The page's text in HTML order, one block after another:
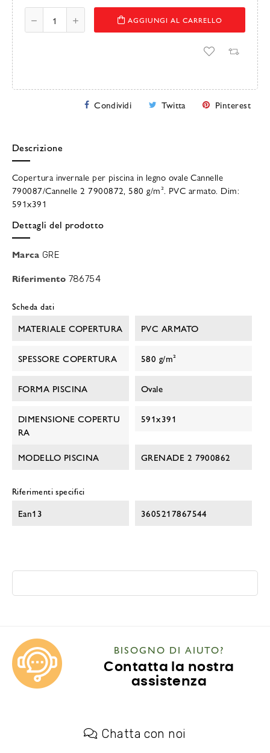
AGGIUNGI AL CARRELLO
Condividi Twitta Pinterest
Descrizione
Copertura invernale per piscina in legno ovale Cannelle
790087/Cannelle 2 7900872, 580 g/m². PVC armato. Dim:
591x391
Dettagli del prodotto
Marca GRE
Riferimento 786754
Scheda dati
MATERIALE COPERTURA PVC ARMATO
SPESSORE COPERTURA 580 g/m²
FORMA PISCINA Ovale
DIMENSIONE COPERTU
RA
591x391
MODELLO PISCINA GRENADE 2 7900862
Riferimenti specifici
Ean13 3605217867544
BISOGNO DI AIUTO?
Contatta la nostra
assistenza
Chatta con noi